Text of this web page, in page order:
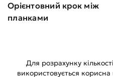
Орієнтовний крок між
планками
Для розрахунку
використовується